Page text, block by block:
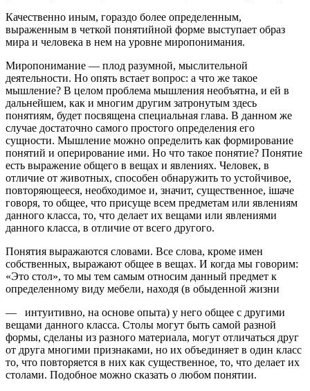
Качественно иным, гораздо более определенным,
выраженным в четкой понятийной форме выступает образ
мира и человека в нем на уровне миропо­нимания.
Миропонимание — плод разумной, мыслительной
деятельности. Но опять встает вопрос: а что же такое
мышление? В целом проблема мышления необъ­ятна, и ей в
дальнейшем, как и многим другим затронутым здесь
понятиям, бу­дет посвящена специальная глава. В данном же
случае достаточно самого про­стого определения его
сущности. Мышление можно определить как формиро­вание
понятий и оперирование ими. Но что такое понятие? Понятие
есть выра­жение общего в вещах и явлениях. Человек, в
отличие от животных, способен обнаружить то устойчивое,
повторяющееся, необходимое и, значит, существен­ное, ішаче
говоря, то общее, что присуще всем предметам или явлениям
данно­го класса, то, что делает их вещами или явлениями
данного класса, в отличие от всего другого.
Понятия выражаются словами. Все слова, кроме имен
собственных, выра­жают общее в вещах. И когда мы говорим:
«Это стол», то мы тем самым отно­сим данный предмет к
определенному виду мебели, находя (в обыденной жизни
— интуитивно, на основе опыта) у него общее с другими
вещами данного клас­са. Столы могут быть самой разной
формы, сделаны из разного материала, мо­гут отличаться друг
от друга многими признаками, но их объединяет в один класс
то, что повторяется в них как существенное, то, что делает их
столами. Подобное можно сказать о любом понятии.